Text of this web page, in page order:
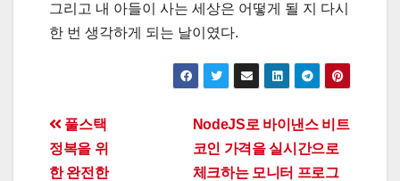
그리고 내 아들이 사는 세상은 어떻게 될 지 다시
한 번 생각하게 되는 날이였다.
Post
navigation
NodeJS로 바이낸스 비트
코인 가격을 실시간으로
체크하는 모니터 프로그
풀스택
정복을 위
한 완전한